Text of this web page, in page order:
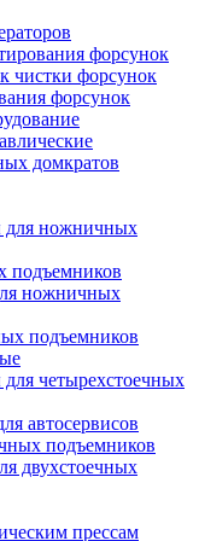
форсунок
чистки форсунок
форсунок
домкратов
для ножничных
подъемников
ножничных
подъемников
для четырехстоечных
автосервисов
подъемников
двухстоечных
прессам